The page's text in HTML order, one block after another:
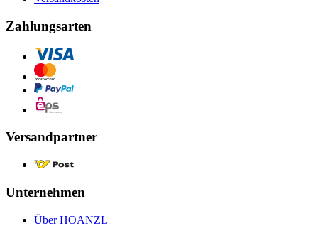
Zahlungsarten
Versandpartner
Unternehmen
Über HOANZL